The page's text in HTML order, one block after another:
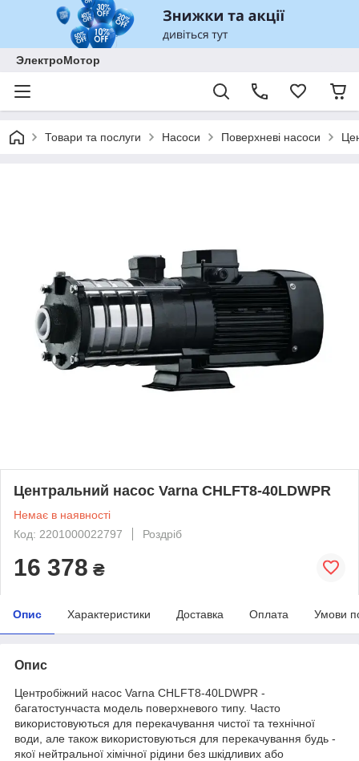
ЭлектроМотор
Товари та послуги Насоси Поверхневі насоси
Центральний насос Varna CHLFT8-40LDWPR
Немає в наявності
Код: 2201000022797
Роздріб
16 378 ₴
Опис Характеристики Доставка Оплата Умови
Опис
Центробіжний насос Varna CHLFT8-40LDWPR -
багатостунчаста модель поверхневого типу. Часто
використовуються для перекачування чистої та технічної
води, але також використовуються для перекачування будь -
якої нейтральної хімічної рідини без шкідливих або